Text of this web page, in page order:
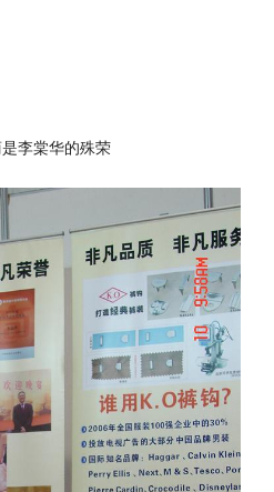
李棠华的殊荣